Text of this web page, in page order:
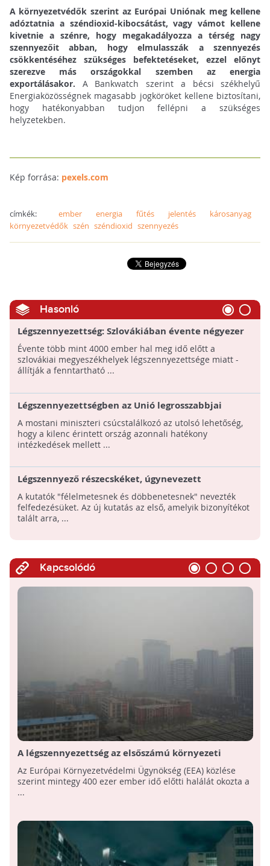
A környezetvédők szerint az Európai Uniónak meg kellene
adóztatnia a széndioxid-kibocsátást, vagy vámot kellene
kivetnie a szénre, hogy megakadályozza a térség nagy
szennyezőit abban, hogy elmulasszák a szennyezés
csökkentéséhez szükséges befektetéseket, ezzel előnyt
szerezve más országokkal szemben az energia
exportálásakor. A Bankwatch szerint a bécsi székhelyű
Energiaközösségnek magasabb jogköröket kellene biztosítani,
hogy hatékonyabban tudjon fellépni a szükséges
helyzetekben.
Kép forrása: pexels.com
címkék: ember energia fűtés jelentés
károsanyag
környezetvédők szén széndioxid szennyezés
Hasonló
Légszennyezettség: Szlovákiában évente négyezer
ember idő előtti halálát okozza
Évente több mint 4000 ember hal meg idő előtt a
szlovákiai megyeszékhelyek légszennyezettsége miatt -
állítják a fenntartható ...
Légszennyezettségben az Unió legrosszabbjai
között vagyunk
A mostani miniszteri csúcstalálkozó az utolsó lehetőség,
hogy a kilenc érintett ország azonnali hatékony
intézkedések mellett ...
Légszennyező részecskéket, úgynevezett
magnetiteket fedezett fel agyszövetmintákban egy
új kutatás
A kutatók "félelmetesnek és döbbenetesnek" nevezték
felfedezésüket. Az új kutatás az első, amelyik bizonyítékot
talált arra, ...
Kapcsolódó
A légszennyezettség az elsőszámú környezeti
kockázat az egészségre nézve - Az EU-ban Mintegy
400 ezren haltak meg idő előtt 2016-ban!
Az Európai Környezetvédelmi Ügynökség (EEA) közlése
szerint mintegy 400 ezer ember idő előtti halálát okozta a
...